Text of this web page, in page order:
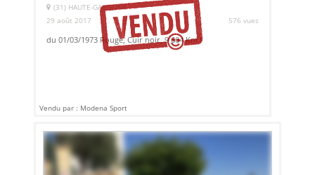
(31) HAUTE-GARONNE
29 août 2017
576 vues
du 01/03/1973 Rouge, Cuir noir, 9 664 Km !
Vendu par : Modena Sport